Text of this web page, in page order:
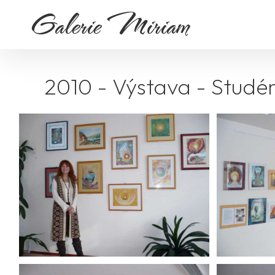
Galerie Miriam
2010 - Výstava -